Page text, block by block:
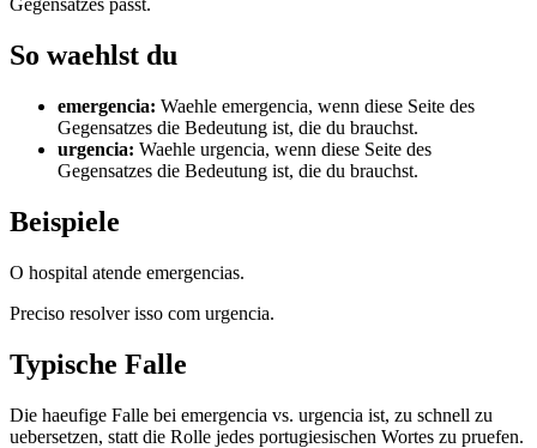
Gegensatzes passt.
So waehlst du
emergencia: Waehle emergencia, wenn diese Seite des
Gegensatzes die Bedeutung ist, die du brauchst.
urgencia: Waehle urgencia, wenn diese Seite des
Gegensatzes die Bedeutung ist, die du brauchst.
Beispiele
O hospital atende emergencias.
Preciso resolver isso com urgencia.
Typische Falle
Die haeufige Falle bei emergencia vs. urgencia ist, zu schnell zu
uebersetzen, statt die Rolle jedes portugiesischen Wortes zu pruefen.